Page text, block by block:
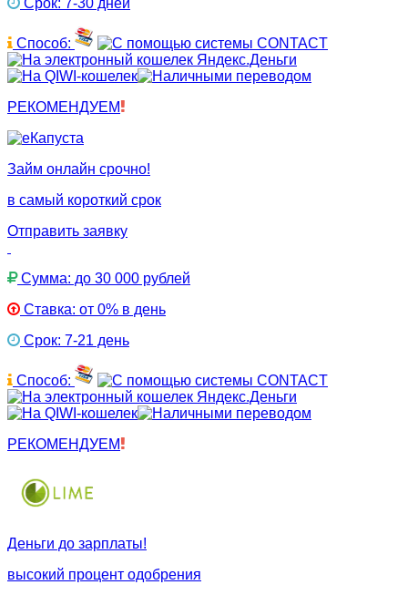
Способ:
РЕКОМЕНДУЕМ
Займ онлайн срочно!
в самый короткий срок
Отправить заявку
Сумма: до 30 000 рублей
Ставка: от 0% в день
Срок: 7-21 день
Способ:
РЕКОМЕНДУЕМ
Деньги до зарплаты!
высокий процент одобрения